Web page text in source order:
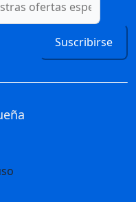
Suscribirse